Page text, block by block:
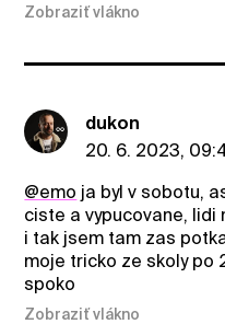
Zobraziť vlákno
dukon
20. 6. 2023,
@emo ja byl v sobotu,
ciste a vypucovane, lidi
i tak jsem tam zas
moje tricko ze skoly po
spoko
Zobraziť vlákno